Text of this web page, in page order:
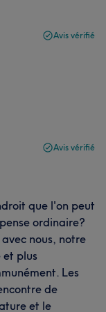
Avis vérifié
Avis vérifié
que l'on peut
ordinaire?
nous, notre
et plus
Les
de
et le